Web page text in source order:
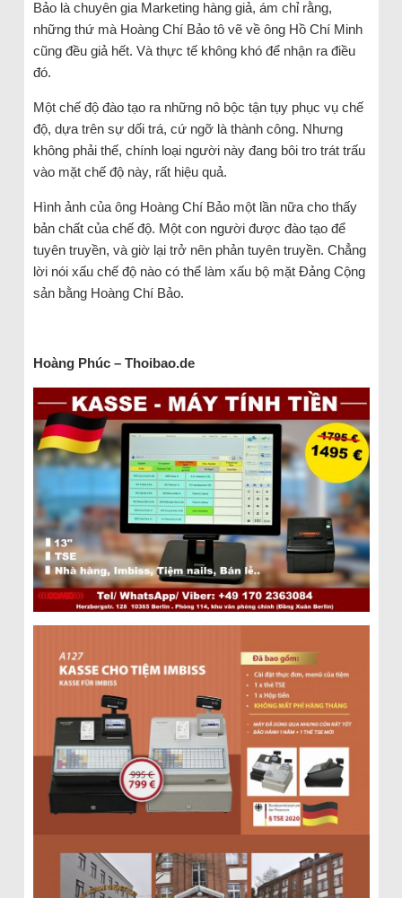
Bảo là chuyên gia Marketing hàng giả, ám chỉ rằng,
những thứ mà Hoàng Chí Bảo tô vẽ về ông Hồ Chí Minh
cũng đều giả hết. Và thực tế không khó để nhận ra điều
đó.
Một chế độ đào tạo ra những nô bộc tận tụy phục vụ chế
độ, dựa trên sự dối trá, cứ ngỡ là thành công. Nhưng
không phải thế, chính loại người này đang bôi tro trát trấu
vào mặt chế độ này, rất hiệu quả.
Hình ảnh của ông Hoàng Chí Bảo một lần nữa cho thấy
bản chất của chế độ. Một con người được đào tạo để
tuyên truyền, và giờ lại trở nên phản tuyên truyền. Chẳng
lời nói xấu chế độ nào có thể làm xấu bộ mặt Đảng Cộng
sản bằng Hoàng Chí Bảo.
Hoàng Phúc – Thoibao.de